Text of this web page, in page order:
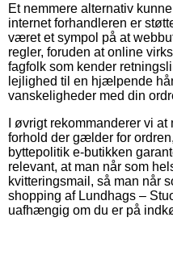
Et nemmere alternativ
internet forhandleren er
været et sympol på at
regler, foruden at online
fagfolk som kender
lejlighed til en hjælpende
vanskeligheder med din
I øvrigt rekommanderer vi
forhold der gælder for
byttepolitik e-butikken
relevant, at man når som
kvitteringsmail, så man når
shopping af Lundhags –
uafhængig om du er på